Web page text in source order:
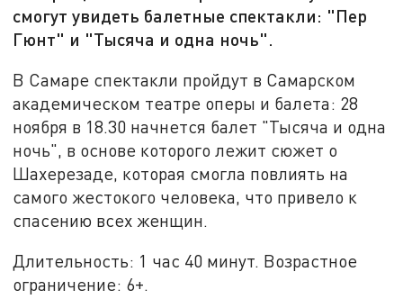
смогут увидеть балетные спектакли: "Пер
Гюнт" и "Тысяча и одна ночь".
В Самаре спектакли пройдут в Самарском
академическом театре оперы и балета: 28
ноября в 18.30 начнется балет "Тысяча и одна
ночь", в основе которого лежит сюжет о
Шахерезаде, которая смогла повлиять на
самого жестокого человека, что привело к
спасению всех женщин.
Длительность: 1 час 40 минут. Возрастное
ограничение: 6+.